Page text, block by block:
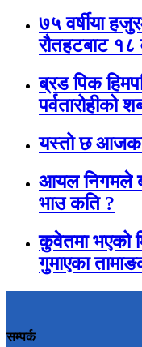
७५ वर्षीया
रौतहटबाट १८
ब्रड पिक
पर्वतारोहीको
यस्तो छ आजका
आयल निगमले
भाउ कति ?
कुवेतमा भएको
गुमाएका
सम्पर्क